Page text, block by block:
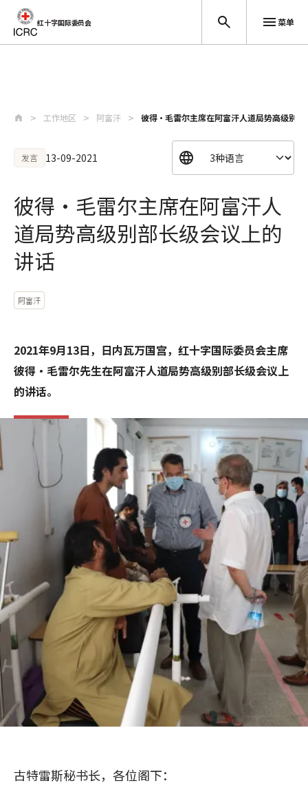
红十字国际委员会 菜单
工作地区 阿富汗 彼得·毛雷尔主席在阿富汗人道局势高级别部
发言 13-09-2021
彼得·毛雷尔主席在阿富汗人
道局势高级别部长级会议上的
讲话
阿富汗
2021年9月13日，日内瓦万国宫，红十字国际委员会主席
彼得·毛雷尔先生在阿富汗人道局势高级别部长级会议上
的讲话。
古特雷斯秘书长，各位阁下：